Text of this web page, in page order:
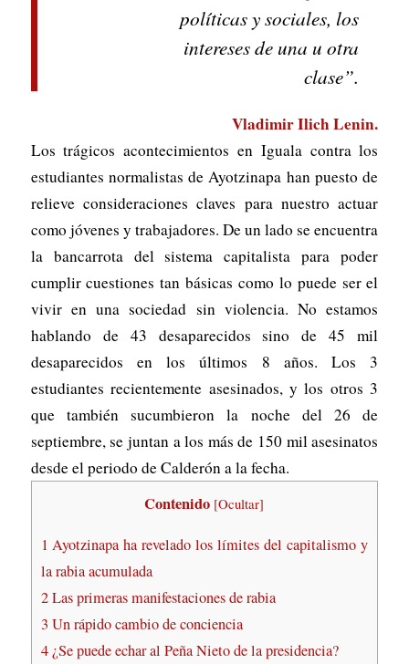
políticas y sociales, los
intereses de una u otra
clase”.
Vladimir Ilich Lenin.
Los trágicos acontecimientos en Iguala contra los
estudiantes normalistas de Ayotzinapa han puesto de
relieve consideraciones claves para nuestro actuar
como jóvenes y trabajadores. De un lado se encuentra
la bancarrota del sistema capitalista para poder
cumplir cuestiones tan básicas como lo puede ser el
vivir en una sociedad sin violencia. No estamos
hablando de 43 desaparecidos sino de 45 mil
desaparecidos en los últimos 8 años. Los 3
estudiantes recientemente asesinados, y los otros 3
que también sucumbieron la noche del 26 de
septiembre, se juntan a los más de 150 mil asesinatos
desde el periodo de Calderón a la fecha.
Contenido [Ocultar]
1 Ayotzinapa ha revelado los límites del capitalismo y
la rabia acumulada
2Las primeras manifestaciones de rabia
3 Un rápido cambio de conciencia
4¿Se puede echar al Peña Nieto de la presidencia?